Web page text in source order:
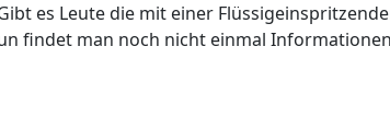
es Leute die mit einer
findet man noch nicht einmal